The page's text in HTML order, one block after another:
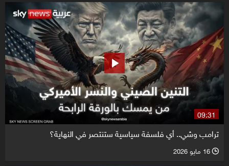
09:31
ترامب وشي.. أي فلسفة سياسية ستنتصر في النهاية؟
l 16 مايو 2026